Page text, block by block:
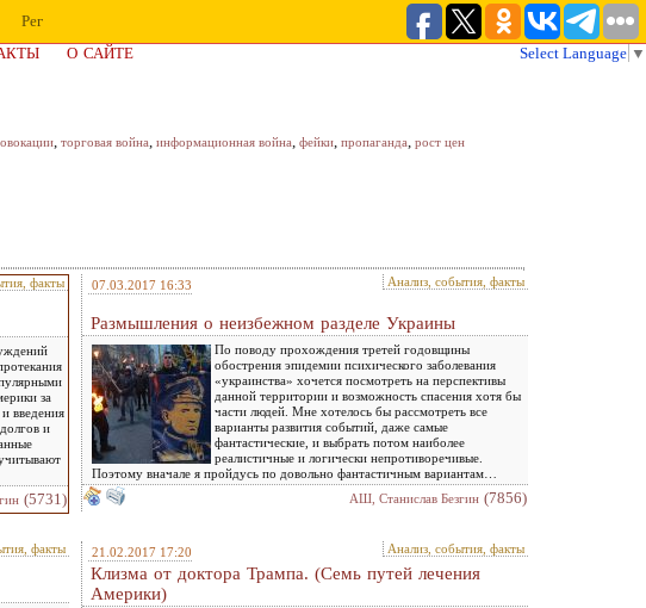
Рег
О САЙТЕ Select Language ▼
, торговая война, информационная война, фейки, пропаганда, рост цен
факты
за
введения
и
(5731)
07.03.2017 16:33 Анализ, события, факты
Размышления о неизбежном разделе Украины
По поводу прохождения третей годовщины
обострения эпидемии психического заболевания
«украинства» хочется посмотреть на перспективы
данной территории и возможность спасения хотя бы
части людей. Мне хотелось бы рассмотреть все
варианты развития событий, даже самые
фантастические, и выбрать потом наиболее
реалистичные и логически непротиворечивые.
Поэтому вначале я пройдусь по довольно фантастичным вариантам…
АШ, Станислав Безгин (7856)
факты 21.02.2017 17:20 Анализ, события, факты
Клизма от доктора Трампа. (Семь путей лечения
Америки)